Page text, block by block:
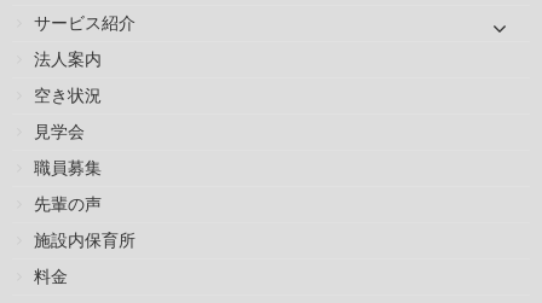
サービス紹介
法人案内
空き状況
見学会
職員募集
先輩の声
施設内保育所
料金